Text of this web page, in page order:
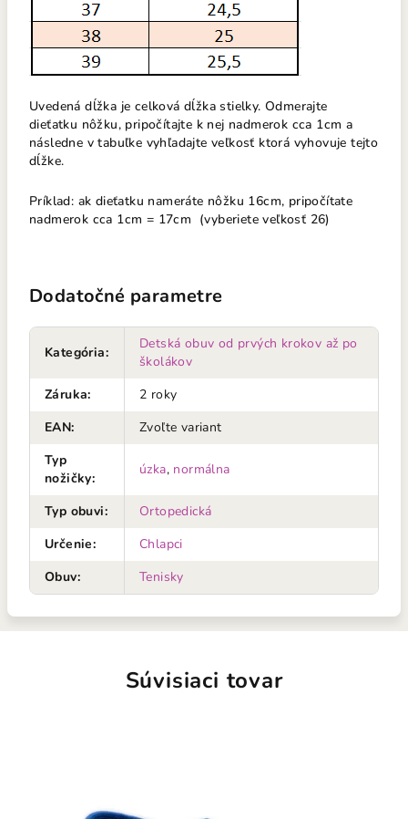
Uvedená dĺžka je celková dĺžka stielky. Odmerajte
dieťatku nôžku, pripočítajte k nej nadmerok cca 1cm a
následne v tabuľke vyhľadajte veľkosť ktorá vyhovuje tejto
dĺžke.
Príklad: ak dieťatku nameráte nôžku 16cm, pripočítate
nadmerok cca 1cm = 17cm (vyberiete veľkosť 26)
Dodatočné parametre
Kategória:
Detská obuv od prvých krokov až po
školákov
Záruka:
2 roky
EAN:
Zvoľte variant
Typ
nožičky:
úzka, normálna
Typ obuvi:
Ortopedická
Určenie:
Chlapci
Obuv: Tenisky
Súvisiaci tovar